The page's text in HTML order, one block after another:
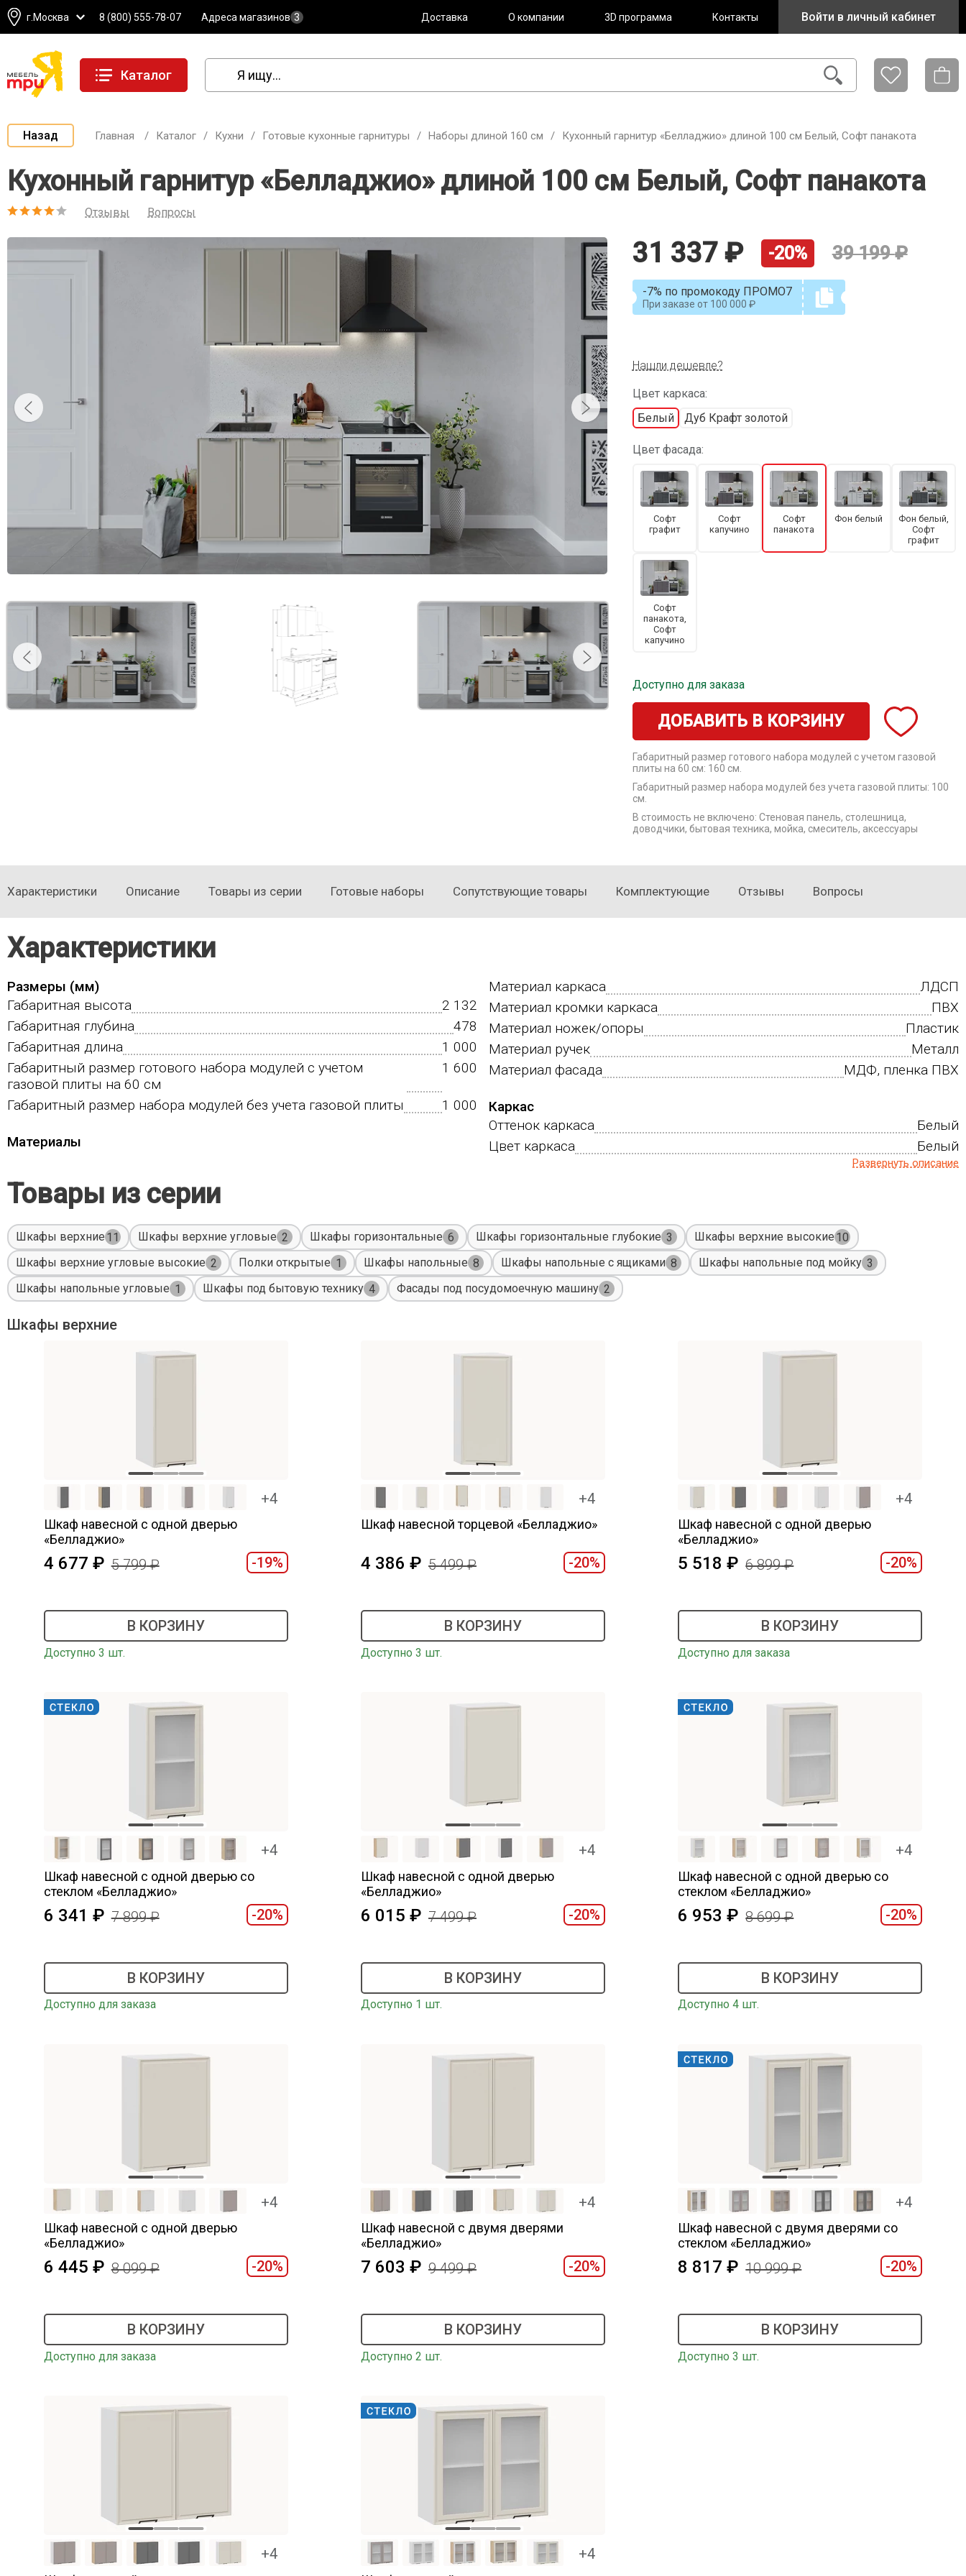
г.Москва 8 (800) 555-78-07 Адреса магазинов 3 Доставка О компании 3D программа Контакты Войти в личный кабинет
Каталог
Назад Главная / Каталог / Кухни / Готовые кухонные гарнитуры / Наборы длиной 160 см / Кухонный гарнитур «Белладжио» длиной 100 см Белый, Софт панакота
Кухонный гарнитур «Белладжио» длиной 100 см Белый, Софт панакота
Отзывы Вопросы
31 337 -20% 39 199
-7% по промокоду ПРОМО7
При заказе от 100 000
Нашли дешевле?
Цвет каркаса:
Белый
Дуб Крафт золотой
Цвет фасада:
Софт
графит
Софт
капучино
Софт
панакота
Фон белый
Фон белый,
Софт
графит
Софт
панакота,
Софт
капучино
Доступно для заказа
ДОБАВИТЬ В КОРЗИНУ
Габаритный размер готового набора модулей с учетом газовой
плиты на 60 см: 160 см.
Габаритный размер набора модулей без учета газовой плиты: 100
см.
В стоимость не включено: Стеновая панель, столешница,
доводчики, бытовая техника, мойка, смеситель, аксессуары
Характеристики Описание Товары из серии Готовые наборы Сопутствующие товары Комплектующие Отзывы Вопросы
Характеристики
Размеры (мм)
Габаритная высота
2 132
Габаритная глубина
478
Габаритная длина
1 000
Габаритный размер готового набора модулей с учетом
газовой плиты на 60 см
1 600
Габаритный размер набора модулей без учета газовой плиты 1 000
Материалы
Материал каркаса
ЛДСП
Материал кромки каркаса
ПВХ
Материал ножек/опоры
Пластик
Материал ручек
Металл
Материал фасада
МДФ, пленка ПВХ
Каркас
Оттенок каркаса
Белый
Цвет каркаса
Белый
Развернуть описание
Товары из серии
Шкафы верхние 11 Шкафы верхние угловые 2 Шкафы горизонтальные 6 Шкафы горизонтальные глубокие 3 Шкафы верхние высокие 10
Шкафы верхние угловые высокие 2 Полки открытые 1 Шкафы напольные 8 Шкафы напольные с ящиками 8 Шкафы напольные под мойку 3
Шкафы напольные угловые 1 Шкафы под бытовую технику 4 Фасады под посудомоечную машину 2
Шкафы верхние
+4
Шкаф навесной c одной дверью
«Белладжио»
4 677 5 799 -19%
В КОРЗИНУ
Доступно 3 шт.
+4
Шкаф навесной торцевой «Белладжио»
4 386 5 499 -20%
В КОРЗИНУ
Доступно 3 шт.
+4
Шкаф навесной c одной дверью
«Белладжио»
5 518 6 899 -20%
В КОРЗИНУ
Доступно для заказа
+4
Шкаф навесной c одной дверью со
стеклом «Белладжио»
6 341 7 899 -20%
В КОРЗИНУ
Доступно для заказа
+4
Шкаф навесной c одной дверью
«Белладжио»
6 015 7 499 -20%
В КОРЗИНУ
Доступно 1 шт.
+4
Шкаф навесной c одной дверью со
стеклом «Белладжио»
6 953 8 699 -20%
В КОРЗИНУ
Доступно 4 шт.
+4
Шкаф навесной c одной дверью
«Белладжио»
6 445 8 099 -20%
В КОРЗИНУ
Доступно для заказа
+4
Шкаф навесной c двумя дверями
«Белладжио»
7 603 9 499 -20%
В КОРЗИНУ
Доступно 2 шт.
+4
Шкаф навесной c двумя дверями со
стеклом «Белладжио»
8 817 10 999 -20%
В КОРЗИНУ
Доступно 3 шт.
+4 +4